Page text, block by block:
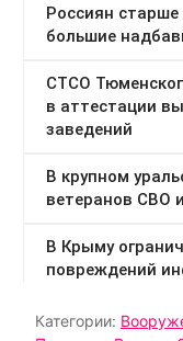
Категории: